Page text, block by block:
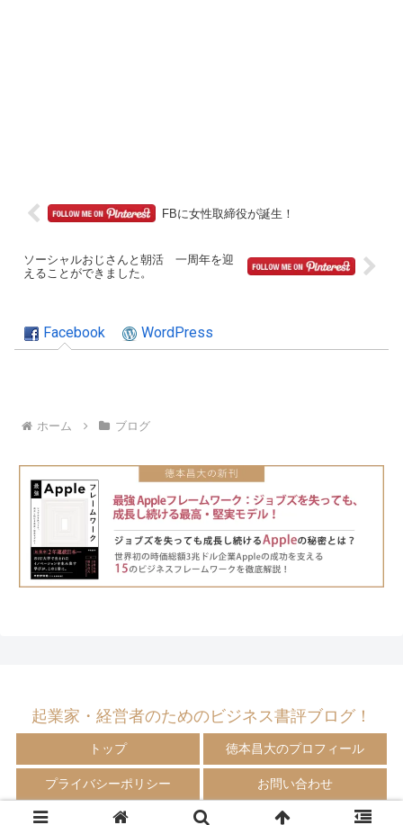
FBに女性取締役が誕生！
ソーシャルおじさんと朝活 一周年を迎
えることができました。
Facebook WordPress
ホーム ブログ
起業家・経営者のためのビジネス書評ブログ！
トップ 徳本昌大のプロフィール
プライバシーポリシー お問い合わせ
© 2009-2024 徳本昌大の書評ブログ！